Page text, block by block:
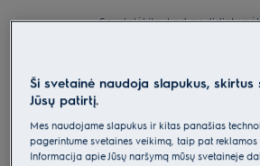
Spustelėkite, kad
M2WCP051
„Super Clean“ - gilaus
valiklis, 2 x 50 g
Ši svetainė naudoja slapukus, skirtus
Jūsų patirtį.
Mes naudojame slapukus ir kitas panašias
pagerintume svetainės veikimą, taip pat
Informacija apie Jūsų naršymą mūsų svetainėje